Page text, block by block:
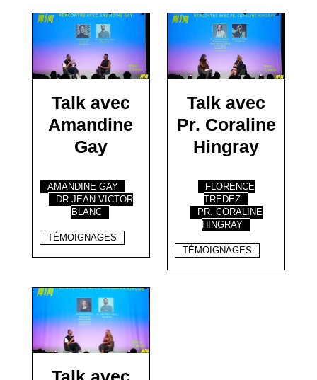
Talk avec
Amandine
Gay
AMANDINE GAY
DR JEAN-VICTOR
BLANC
TÉMOIGNAGES
Talk avec
Pr. Coraline
Hingray
FLORENCE
TREDEZ
PR. CORALINE
HINGRAY
TÉMOIGNAGES